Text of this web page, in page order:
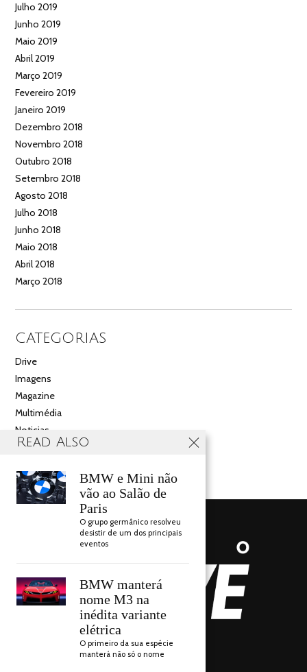
Julho 2019
Junho 2019
Maio 2019
Abril 2019
Março 2019
Fevereiro 2019
Janeiro 2019
Dezembro 2018
Novembro 2018
Outubro 2018
Setembro 2018
Agosto 2018
Julho 2018
Junho 2018
Maio 2018
Abril 2018
Março 2018
CATEGORIAS
Drive
Imagens
Magazine
Multimédia
Noticias
Salão
AUTO DRIVE 2018
Read Also
BMW e Mini não
vão ao Salão de
Paris
O grupo germânico resolveu
desistir de um dos principais
eventos
BMW manterá
nome M3 na
inédita variante
elétrica
O primeiro da sua espécie
manterá não só o nome